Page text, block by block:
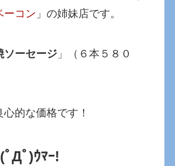
ーコン 」の姉妹店です。
ソーセージ 」（６本５８０
的な価格です！
ﾟДﾟ)ｳﾏｰ!